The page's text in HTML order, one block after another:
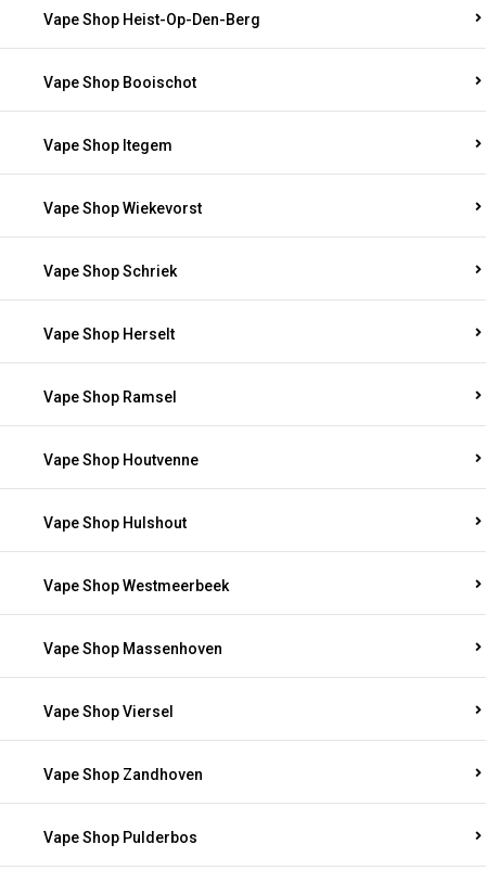
Vape Shop Heist-Op-Den-Berg
Vape Shop Booischot
Vape Shop Itegem
Vape Shop Wiekevorst
Vape Shop Schriek
Vape Shop Herselt
Vape Shop Ramsel
Vape Shop Houtvenne
Vape Shop Hulshout
Vape Shop Westmeerbeek
Vape Shop Massenhoven
Vape Shop Viersel
Vape Shop Zandhoven
Vape Shop Pulderbos